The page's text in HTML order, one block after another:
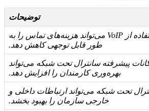
توضیحات
استفاده از VoIP می‌تواند هزینه‌های تماس را به
طور قابل توجهی کاهش دهد.
پیشرفته سانترال تحت شبکه می‌تواند
بهره‌وری کارمندان را افزایش دهد.
تحت شبکه می‌تواند ارتباطات داخلی و
خارجی سازمان را بهبود بخشد.